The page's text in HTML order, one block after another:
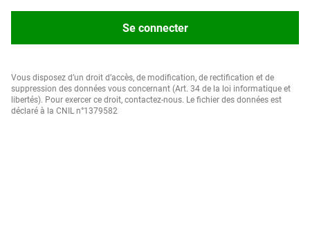
Se connecter
Vous disposez d’un droit d’accès, de modification, de rectification et de
suppression des données vous concernant (Art. 34 de la loi informatique et
libertés). Pour exercer ce droit, contactez-nous. Le fichier des données est
déclaré à la CNIL n°1379582